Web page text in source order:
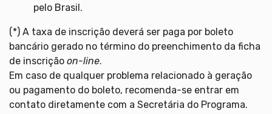
pelo Brasil.
(*) A taxa de inscrição deverá ser paga por boleto
bancário gerado no término do preenchimento da ficha
de inscrição on-line.
Em caso de qualquer problema relacionado à geração
ou pagamento do boleto, recomenda-se entrar em
contato diretamente com a Secretária do Programa.